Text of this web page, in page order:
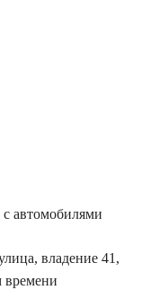
владение 41,
времени